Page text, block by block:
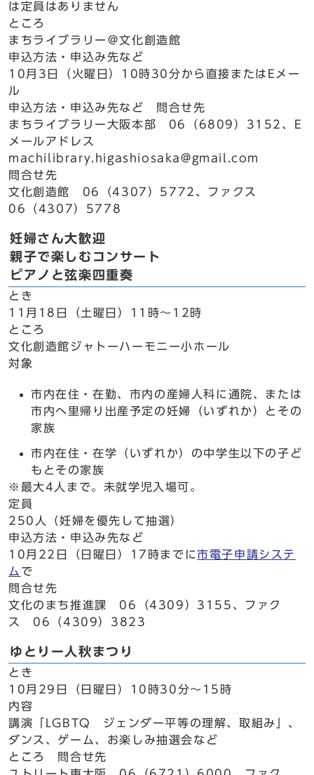
は定員はありません
ところ
まちライブラリー＠文化創造館
申込方法・申込み先など
10月3日（火曜日）10時30分から直接またはEメー
ル
申込方法・申込み先など 問合せ先
まちライブラリー大阪本部 06（6809）3152、E
メールアドレス
machilibrary.higashiosaka@gmail.com
問合せ先
文化創造館 06（4307）5772、ファクス
06（4307）5778
妊婦さん大歓迎
親子で楽しむコンサート
ピアノと弦楽四重奏
とき
11月18日（土曜日）11時～12時
ところ
文化創造館ジャトーハーモニー小ホール
対象
市内在住・在勤、市内の産婦人科に通院、または
市内へ里帰り出産予定の妊婦（いずれか）とその
家族
市内在住・在学（いずれか）の中学生以下の子ど
もとその家族
※最大4人まで。未就学児入場可。
定員
250人（妊婦を優先して抽選）
申込方法・申込み先など
10月22日（日曜日）17時までに市電子申請システ
ム で
問合せ先
文化のまち推進課 06（4309）3155、ファク
ス 06（4309）3823
ゆとりー人秋まつり
とき
10月29日（日曜日）10時30分～15時
内容
講演「LGBTQ ジェンダー平等の理解、取組み」、
ダンス、ゲーム、お楽しみ抽選会など
ところ 問合せ先